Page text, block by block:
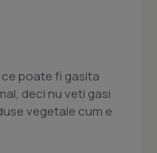
poate fi gasita
deci nu veti gasi
vegetale cum e